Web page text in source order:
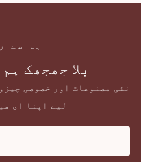
ہم سے
بلا جھجھک
نئی مصنوعات اور خصوصی
لیے اپنا ای